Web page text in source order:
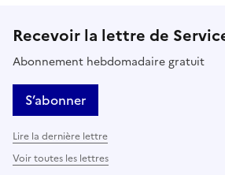
Recevoir la lettre de
Abonnement hebdomadaire gratuit
S’abonner
Lire la dernière lettre
Voir toutes les lettres